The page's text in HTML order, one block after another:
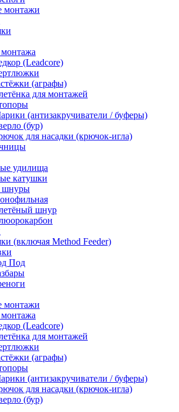
монтажи
(Leadcore)
(аграфы)
для монтажей
(антизакручиватели / буферы)
(бур)
для насадки (крючок-игла)
удилища
катушки
шнуры
шнур
(включая Method Feeder)
Под
монтажи
(Leadcore)
для монтажей
(аграфы)
(антизакручиватели / буферы)
для насадки (крючок-игла)
(бур)